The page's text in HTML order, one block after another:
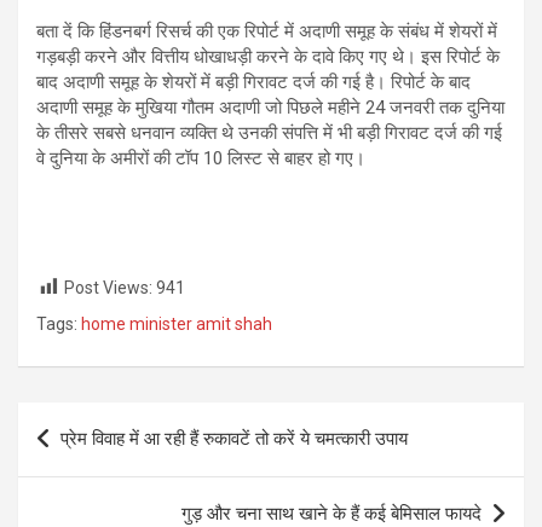
बता दें कि हिंडनबर्ग रिसर्च की एक रिपोर्ट में अदाणी समूह के संबंध में शेयरों में
गड़बड़ी करने और वित्तीय धोखाधड़ी करने के दावे किए गए थे। इस रिपोर्ट के
बाद अदाणी समूह के शेयरों में बड़ी गिरावट दर्ज की गई है। रिपोर्ट के बाद
अदाणी समूह के मुखिया गौतम अदाणी जो पिछले महीने 24 जनवरी तक दुनिया
के तीसरे सबसे धनवान व्यक्ति थे उनकी संपत्ति में भी बड़ी गिरावट दर्ज की गई
वे दुनिया के अमीरों की टॉप 10 लिस्ट से बाहर हो गए।
Post Views: 941
Tags: home minister amit shah
Post
navigation
प्रेम विवाह में आ रही हैं रुकावटें तो करें ये चमत्कारी उपाय
गुड़ और चना साथ खाने के हैं कई बेमिसाल फायदे